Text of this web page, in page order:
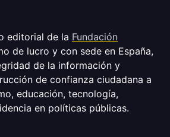
editorial de la Fundación
de lucro y con sede en España,
de la información y
de confianza ciudadana a
educación, tecnología,
en políticas públicas.